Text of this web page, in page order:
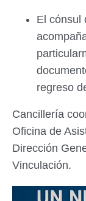
El cónsul
regreso
Cancillería
Oficina de
Dirección
Vinculación.